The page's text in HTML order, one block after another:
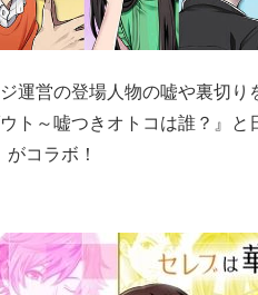
運営の登場人物の嘘や裏切
ト～嘘つきオトコは誰？』
コラボ！